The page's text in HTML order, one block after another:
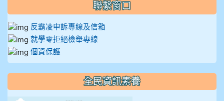
聯繫窗口
反霸凌申訴專線及信箱
就學零拒絕檢舉專線
個資保護
全民資訊素養